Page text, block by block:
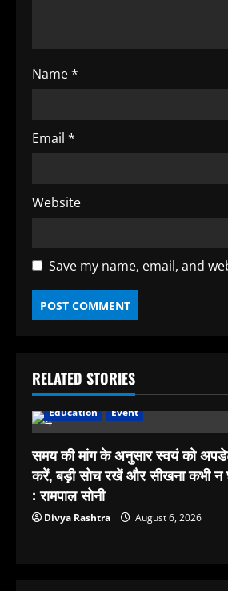
d
i
n
g
Name*
Email *
Website
Save my name, email, and
RELATED STORIES
Education Event
समय की मांग के अनुसार स्वयं को
करें, बड़ी सोच रखें और सीखना कभी न
: रामपाल सोनी
Divya Rashtra August 6, 2026